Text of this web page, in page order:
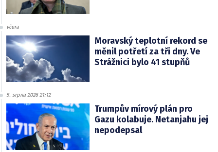
včera
Moravský teplotní rekord se
měnil potřetí za tři dny. Ve
Strážnici bylo 41 stupňů
5. srpna 2026 21:12
Trumpův mírový plán pro
Gazu kolabuje. Netanjahu jej
nepodepsal